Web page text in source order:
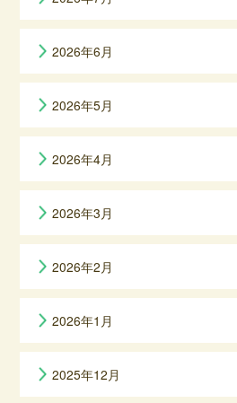
2026年6月
2026年5月
2026年4月
2026年3月
2026年2月
2026年1月
2025年12月